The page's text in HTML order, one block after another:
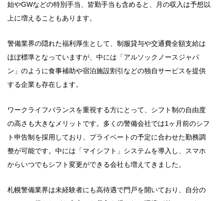
始やGWなどの特別手当、皆勤手当も含めると、月の収入は予想以
上に増えることもあります。
警備業界の隠れた福利厚生として、制服貸与や交通費全額支給は
ほぼ標準となっていますが、中には「アルソックノースジャパ
ン」のように食事補助や宿泊施設割引などの独自サービスを提供
する企業も存在します。
ワークライフバランスを重視する方にとって、シフト制の自由度
の高さも大きなメリットです。多くの警備会社では1ヶ月前のシフ
ト申告制を採用しており、プライベートの予定に合わせた勤務調
整が可能です。中には「マイシフト」システムを導入し、スマホ
からいつでもシフト変更ができる会社も増えてきました。
札幌警備業界は未経験者にも高待遇で門戸を開いており、自分の